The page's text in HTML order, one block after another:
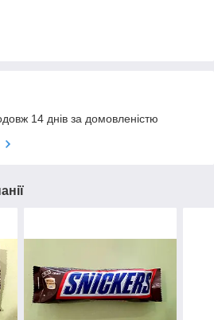
14 днів за домовленістю